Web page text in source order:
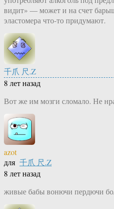
видит» — может и на счет
эластомера что-то придумают.
千爪 尺.Z
8 лет назад
Вот же им мозги сломало. Не
azot
для 千爪 尺.Z
8 лет назад
живые бабы вонючи пердючи